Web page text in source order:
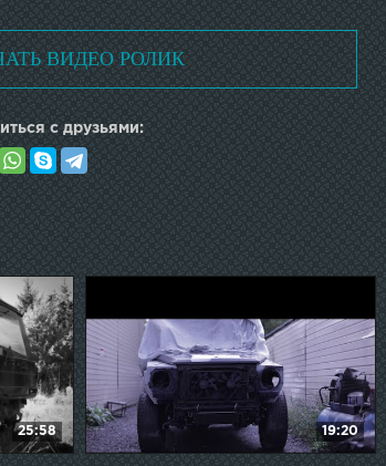
ВИДЕО РОЛИК
с друзьями:
25:58 19:20